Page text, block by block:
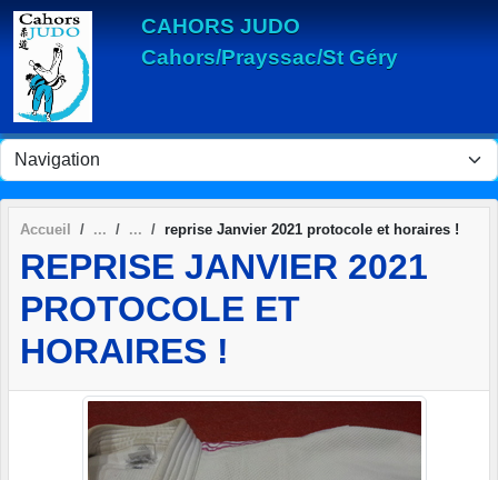
CAHORS JUDO
Cahors/Prayssac/St Géry
Accueil reprise Janvier 2021 protocole et horaires !
REPRISE JANVIER 2021
PROTOCOLE ET
HORAIRES !
Panneau de gestion des cookies